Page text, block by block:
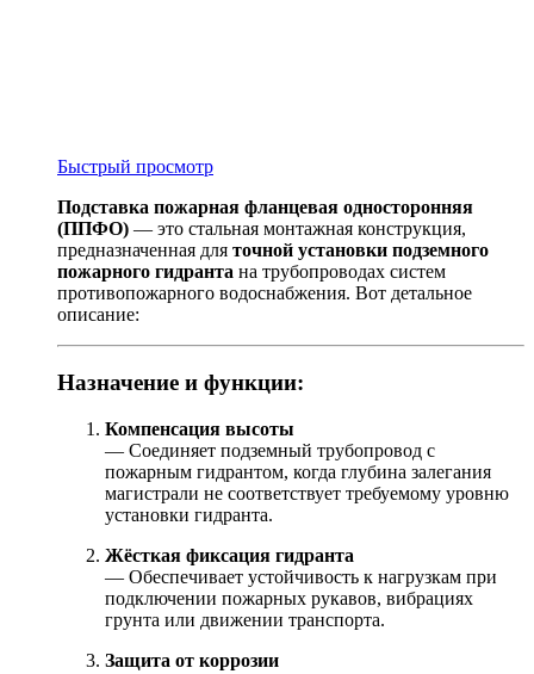
Быстрый просмотр
Подставка пожарная фланцевая односторонняя
(ППФО) — это стальная монтажная конструкция,
предназначенная для точной установки подземного
пожарного гидранта на трубопроводах систем
противопожарного водоснабжения. Вот детальное
описание:
Назначение и функции:
Компенсация высоты
— Соединяет подземный трубопровод с
пожарным гидрантом, когда глубина залегания
магистрали не соответствует требуемому уровню
установки гидранта.
Жёсткая фиксация гидранта
— Обеспечивает устойчивость к нагрузкам при
подключении пожарных рукавов, вибрациях
грунта или движении транспорта.
Защита от коррозии